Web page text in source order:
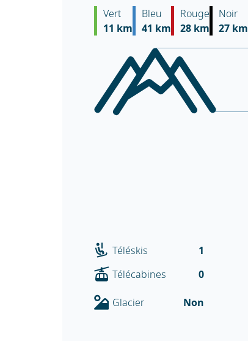
Vert
11 km
Bleu
41 km
Rouge
28 km
Noir
27 km
Téléskis 1
Télécabines
0
Glacier Non